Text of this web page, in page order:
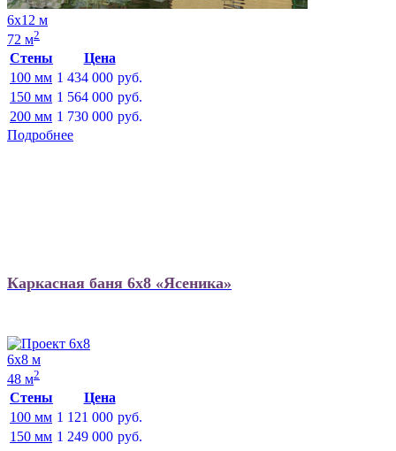
6х12 м
72 м2
Стены
Цена
100 мм 1 434 000 руб.
150 мм 1 564 000 руб.
200 мм 1 730 000 руб.
Подробнее
Каркасная баня 6х8 «Ясеника»
6х8 м
48 м2
Стены
Цена
100 мм 1 121 000 руб.
150 мм 1 249 000 руб.